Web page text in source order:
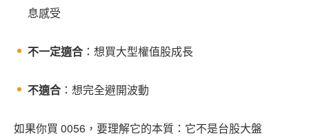
息感受
不一定適合 ：想買大型權值股成長
不適合 ：想完全避開波動
如果你買 0056，要理解它的本質：它不是台股大盤